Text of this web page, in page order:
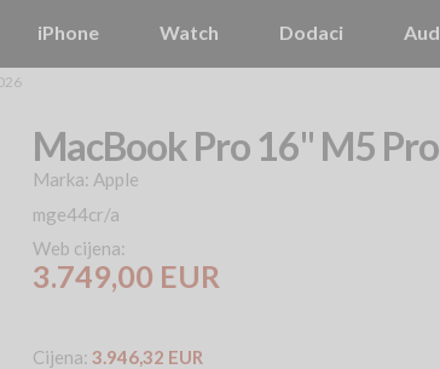
iPhone Watch Dodaci
MacBook Pro 16" M5
Marka: Apple
mge44cr/a
Web cijena:
3.749,00 EUR
Cijena: 3.946,32 EUR